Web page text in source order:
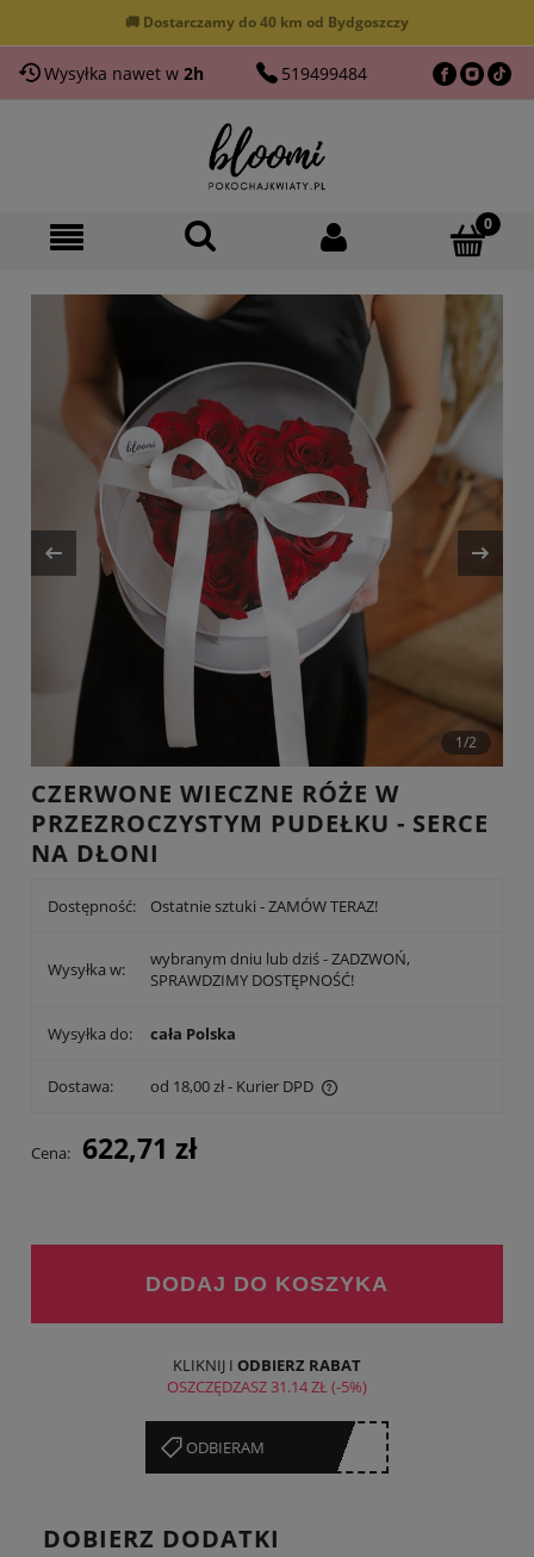
🚚 Dostarczamy do 40 km od Bydgoszczy
Wysyłka nawet w 2h 519499484
1/2
CZERWONE WIECZNE RÓŻE W
PRZEZROCZYSTYM PUDEŁKU - SERCE
NA DŁONI
Dostępność: Ostatnie sztuki - ZAMÓW TERAZ!
Wysyłka w:
wybranym dniu lub dziś - ZADZWOŃ,
SPRAWDZIMY DOSTĘPNOŚĆ!
Wysyłka do: cała Polska
Dostawa: od 18,00 zł- Kurier DPD
Cena:
622,71 zł
DODAJ DO KOSZYKA
KLIKNIJ I ODBIERZ RABAT
OSZCZĘDZASZ 31.14 ZŁ(-5%)
ODBIERAM
******XX
DOBIERZ DODATKI